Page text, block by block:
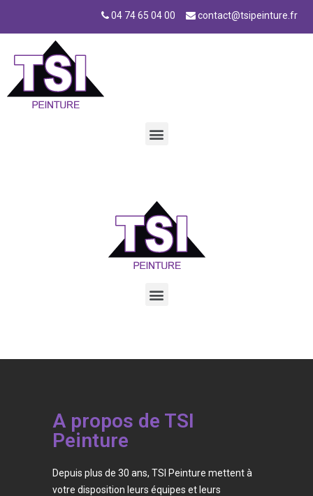
04 74 65 04 00 contact@tsipeinture.fr
A propos de TSI
Peinture
Depuis plus de 30 ans, TSI Peinture mettent à
votre disposition leurs équipes et leurs